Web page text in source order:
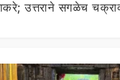
उत्तराने सगळेच